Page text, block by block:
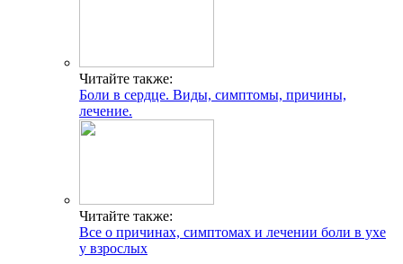
Читайте также:
Боли в сердце. Виды, симптомы, причины,
лечение.
Читайте также:
Все о причинах, симптомах и лечении боли в ухе
у взрослых